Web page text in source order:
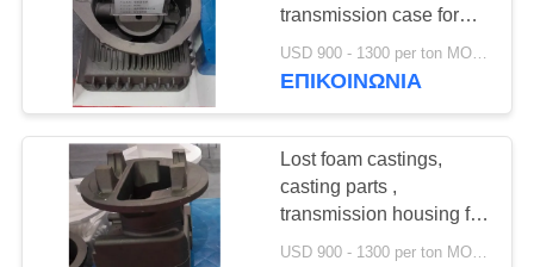
transmission case for
forklift truck ,
engineering machinery
USD 900 - 1300 per ton MOQ:10 μονάδες
ΕΠΙΚΟΙΝΩΝΊΑ
Lost foam castings,
casting parts ,
transmission housing for
forklift truck
USD 900 - 1300 per ton MOQ:10 μονάδες